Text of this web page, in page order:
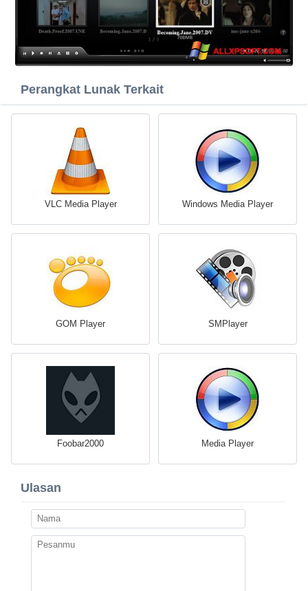
Perangkat Lunak Terkait
VLC Media Player Windows Media Player
GOM Player SMPlayer
Foobar2000 Media Player
Ulasan